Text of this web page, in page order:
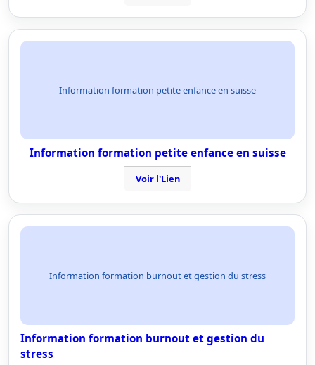
Information formation petite enfance en suisse
Information formation petite enfance en suisse
Voir l'Lien
Information formation burnout et gestion du stress
Information formation burnout et gestion du
stress